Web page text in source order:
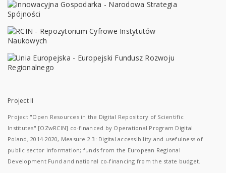
Project II
Project "Open Resources in the Digital Repository of Scientific
Institutes" [OZwRCIN] co-financed by Operational Program Digital
Poland, 2014-2020, Measure 2.3: Digital accessibility and usefulness of
public sector information; funds from the European Regional
Development Fund and national co-financing from the state budget.